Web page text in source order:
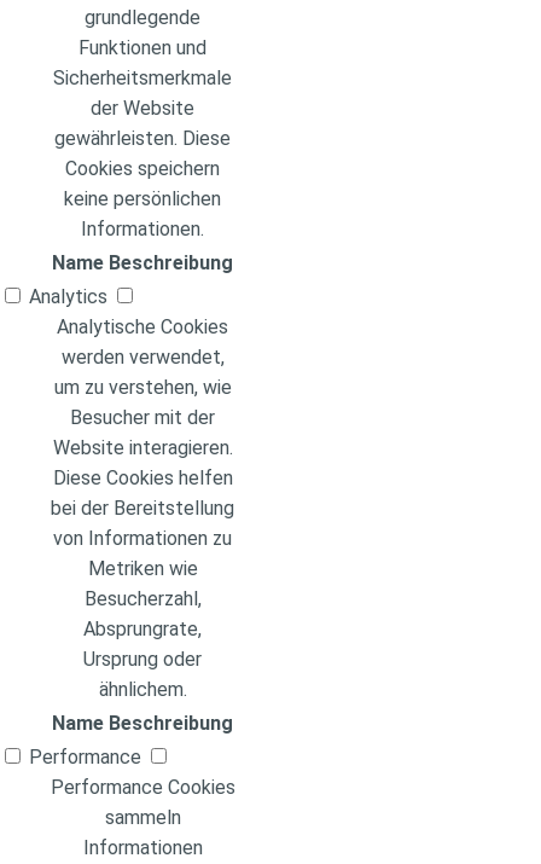
grundlegende
Funktionen und
Sicherheitsmerkmale
der Website
gewährleisten. Diese
Cookies speichern
keine persönlichen
Informationen.
Name Beschreibung
Analytics
Analytische Cookies
werden verwendet,
um zu verstehen, wie
Besucher mit der
Website interagieren.
Diese Cookies helfen
bei der Bereitstellung
von Informationen zu
Metriken wie
Besucherzahl,
Absprungrate,
Ursprung oder
ähnlichem.
Name Beschreibung
Performance
Performance Cookies
sammeln
Informationen